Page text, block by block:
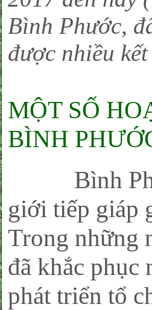
Bình Phước,
được nhiều
MỘT SỐ
BÌNH
Bình
giới tiếp giáp
Trong những
đã khắc phục
phát triển tổ